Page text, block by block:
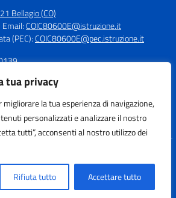
tua privacy
migliorare la tua esperienza di navigazione,
personalizzati e analizzare il nostro
tutti”, acconsenti al nostro utilizzo dei
Rifiuta tutto Accettare tutto
Bellagio (CO)
Email:COIC80600E@istruzione.it
(PEC):COIC80600E@pec.istruzione.it
si prega di scrivere a: